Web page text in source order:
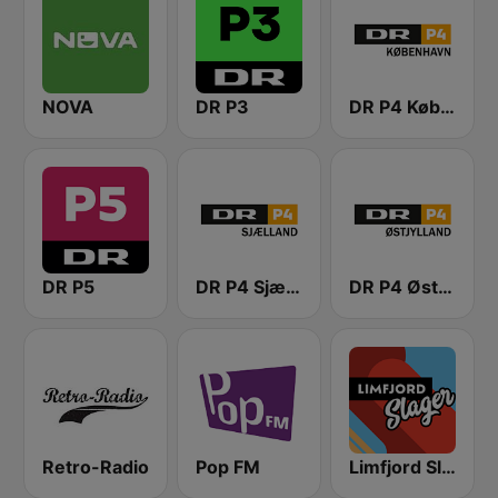
NOVA DR P3 DR P4 København
DR P5 DR P4 Sjælland DR P4 Østjyllands
Retro-Radio Pop FM Limfjord Slager